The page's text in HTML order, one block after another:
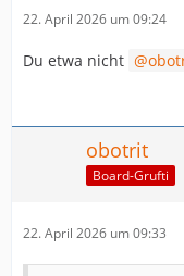
22. April 2026 um 09:24
Du etwa nicht
obotrit
Board-Grufti
22. April 2026 um 09:33